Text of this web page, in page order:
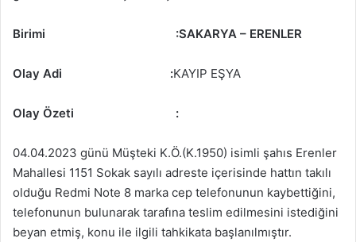
Birimi :SAKARYA – ERENLER
Olay Adi :KAYIP EŞYA
Olay Özeti :
04.04.2023 günü Müşteki K.Ö.(K.1950) isimli şahıs Erenler
Mahallesi 1151 Sokak sayılı adreste içerisinde hattın takılı
olduğu Redmi Note 8 marka cep telefonunun kaybettiğini,
telefonunun bulunarak tarafına teslim edilmesini istediğini
beyan etmiş, konu ile ilgili tahkikata başlanılmıştır.